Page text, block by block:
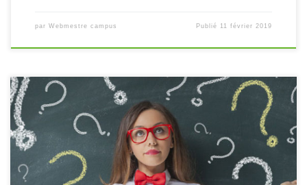
par Webmestre campus Publié 11 février 2019
Cette animation vidéo répond aux questions essentielles des
parents et des élèves des classes de seconde générale sur la mise
en application de la réforme sur le Campus scolaire de […]